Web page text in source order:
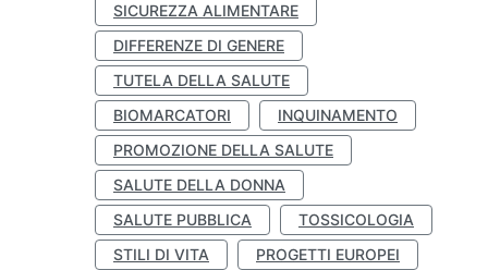
SICUREZZA ALIMENTARE
DIFFERENZE DI GENERE
TUTELA DELLA SALUTE
BIOMARCATORI
INQUINAMENTO
PROMOZIONE DELLA SALUTE
SALUTE DELLA DONNA
SALUTE PUBBLICA
TOSSICOLOGIA
STILI DI VITA
PROGETTI EUROPEI